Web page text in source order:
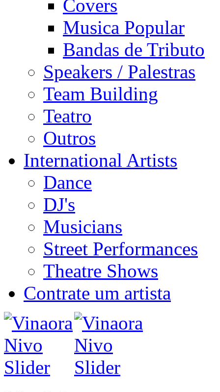
Covers
Musica Popular
Bandas de Tributo
Speakers / Palestras
Team Building
Teatro
Outros
International Artists
Dance
DJ's
Musicians
Street Performances
Theatre Shows
Contrate um artista